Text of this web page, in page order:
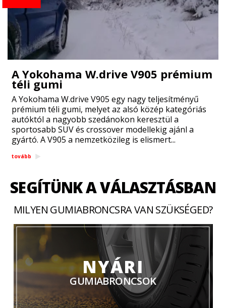
A Yokohama W.drive V905 prémium
téli gumi
A Yokohama W.drive V905 egy nagy teljesítményű
prémium téli gumi, melyet az alsó közép kategóriás
autóktól a nagyobb szedánokon keresztül a
sportosabb SUV és crossover modellekig ajánl a
gyártó. A V905 a nemzetközileg is elismert...
tovább
SEGÍTÜNK A VÁLASZTÁSBAN
MILYEN GUMIABRONCSRA VAN SZÜKSÉGED?
NYÁRI
GUMIABRONCSOK